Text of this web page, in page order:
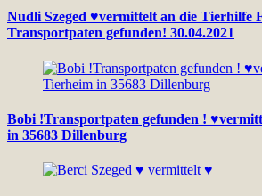
Nudli Szeged ♥vermittelt an die Tierhilfe
Transportpaten gefunden! 30.04.2021
Bobi !Transportpaten gefunden !
in 35683 Dillenburg